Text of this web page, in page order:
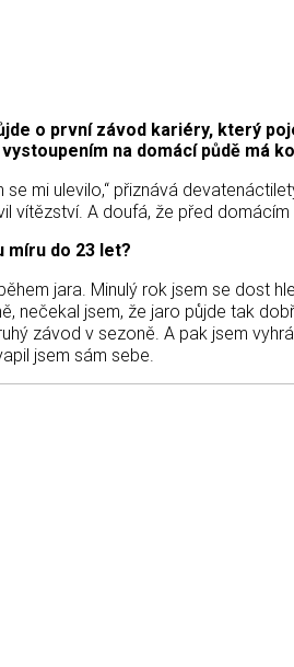
o první závod kariéry, který
na domácí půdě má
se mi ulevilo,“ přiznává
vítězství. A doufá, že před
míru do 23 let?
jara. Minulý rok jsem se dost
nečekal jsem, že jaro půjde tak
závod v sezoně. A pak jsem
jsem sám sebe.